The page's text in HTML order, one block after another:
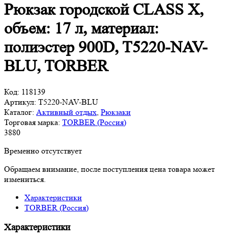
Рюкзак городской CLASS X,
объем: 17 л, материал:
полиэстер 900D, T5220-NAV-
BLU, TORBER
Код: 118139
Артикул: T5220-NAV-BLU
Каталог: Активный отдых Рюкзаки
Торговая марка: TORBER (Россия)
3880
Временно отсутствует
Обращаем внимание, после поступления цена товара может
измениться.
Характеристики
TORBER (Россия)
Характеристики